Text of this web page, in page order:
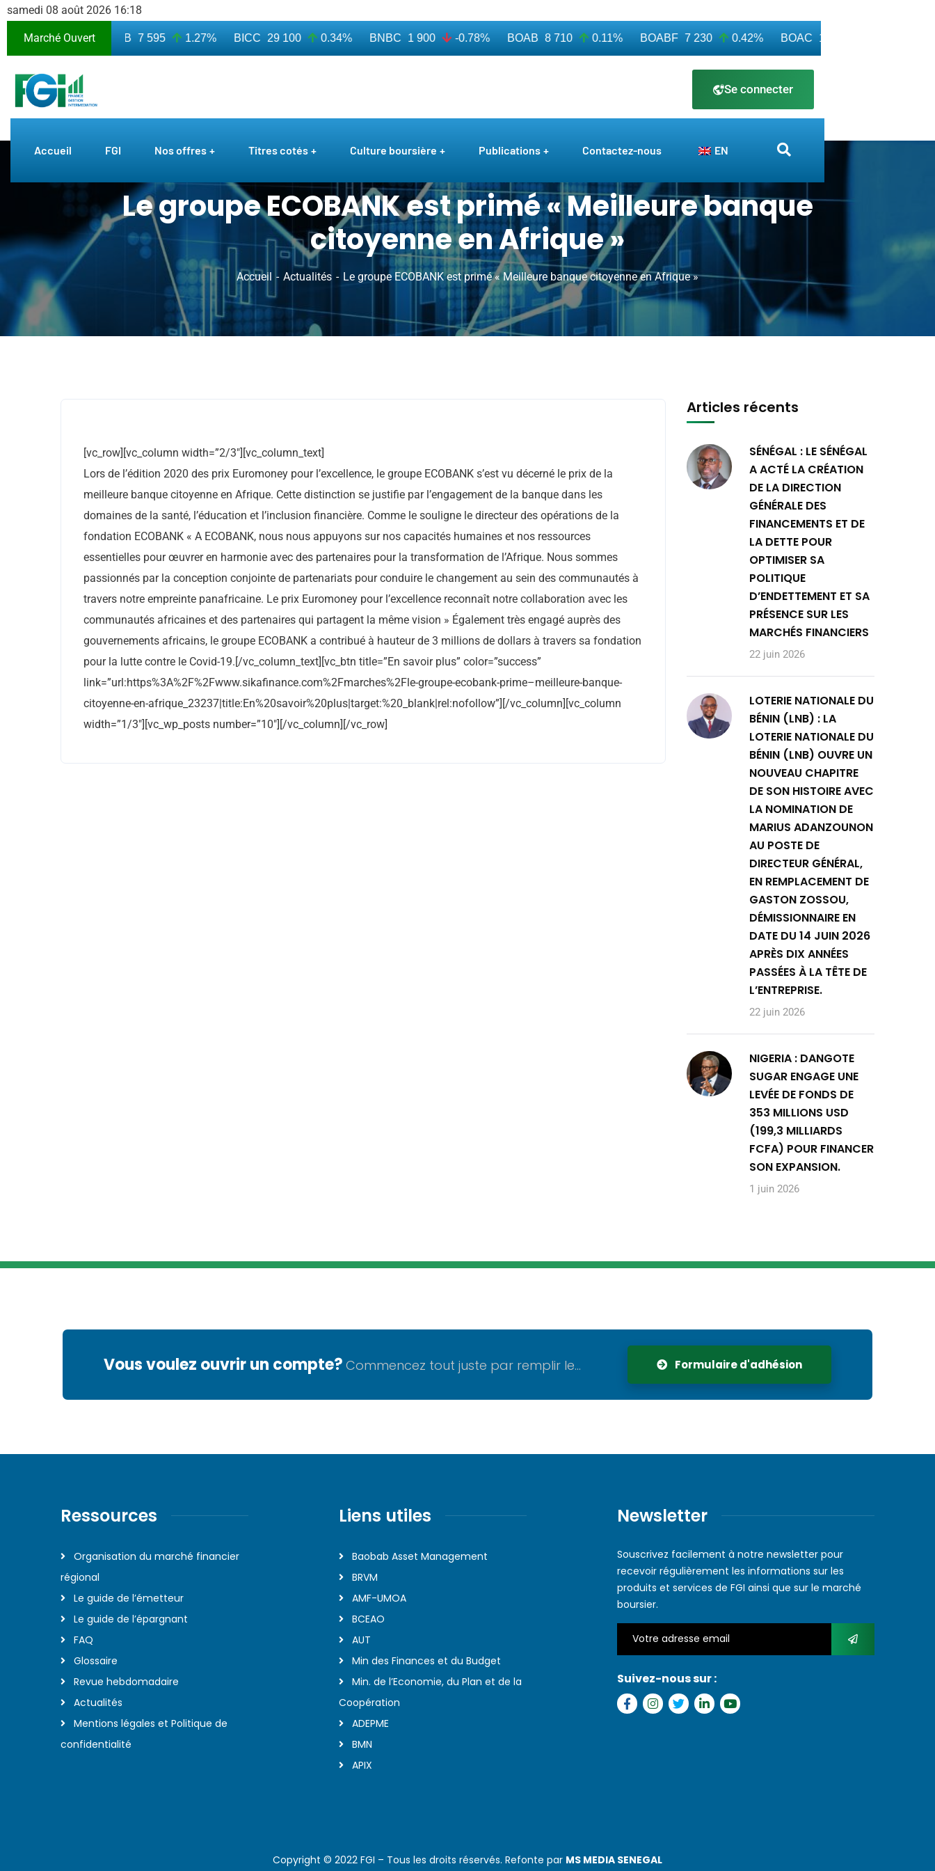
samedi 08 août 2026 16:18
Marché Ouvert
7.50% BICB 7 595 1.27% BICC 29 100 0.34% BNBC 1 900 -0.78% BOAB 8 710 0.11% BOABF 7 230 0.42% BOAC 11 600
Se connecter
Accueil FGI Nos offres Titres cotés Culture boursière Publications Contactez-nous EN
Le groupe ECOBANK est primé « Meilleure banque
citoyenne en Afrique »
Accueil Actualités Le groupe ECOBANK est primé « Meilleure banque citoyenne en Afrique »
[vc_row][vc_column width=”2/3″][vc_column_text]
Lors de l’édition 2020 des prix Euromoney pour l’excellence, le groupe ECOBANK s’est vu décerné le prix de la
meilleure banque citoyenne en Afrique. Cette distinction se justifie par l’engagement de la banque dans les
domaines de la santé, l’éducation et l’inclusion financière. Comme le souligne le directeur des opérations de la
fondation ECOBANK « A ECOBANK, nous nous appuyons sur nos capacités humaines et nos ressources
essentielles pour œuvrer en harmonie avec des partenaires pour la transformation de l’Afrique. Nous sommes
passionnés par la conception conjointe de partenariats pour conduire le changement au sein des communautés à
travers notre empreinte panafricaine. Le prix Euromoney pour l’excellence reconnaît notre collaboration avec les
communautés africaines et des partenaires qui partagent la même vision » Également très engagé auprès des
gouvernements africains, le groupe ECOBANK a contribué à hauteur de 3 millions de dollars à travers sa fondation
pour la lutte contre le Covid-19.[/vc_column_text][vc_btn title=”En savoir plus” color=”success”
link=”url:https%3A%2F%2Fwww.sikafinance.com%2Fmarches%2Fle-groupe-ecobank-prime–meilleure-banque-
citoyenne-en-afrique_23237|title:En%20savoir%20plus|target:%20_blank|rel:nofollow”][/vc_column][vc_column
width=”1/3″][vc_wp_posts number=”10″][/vc_column][/vc_row]
Articles récents
SÉNÉGAL : LE SÉNÉGAL
A ACTÉ LA CRÉATION
DE LA DIRECTION
GÉNÉRALE DES
FINANCEMENTS ET DE
LA DETTE POUR
OPTIMISER SA
POLITIQUE
D’ENDETTEMENT ET SA
PRÉSENCE SUR LES
MARCHÉS FINANCIERS
22 juin 2026
LOTERIE NATIONALE DU
BÉNIN (LNB) : LA
LOTERIE NATIONALE DU
BÉNIN (LNB) OUVRE UN
NOUVEAU CHAPITRE
DE SON HISTOIRE AVEC
LA NOMINATION DE
MARIUS ADANZOUNON
AU POSTE DE
DIRECTEUR GÉNÉRAL,
EN REMPLACEMENT DE
GASTON ZOSSOU,
DÉMISSIONNAIRE EN
DATE DU 14 JUIN 2026
APRÈS DIX ANNÉES
PASSÉES À LA TÊTE DE
L’ENTREPRISE.
22 juin 2026
NIGERIA : DANGOTE
SUGAR ENGAGE UNE
LEVÉE DE FONDS DE
353 MILLIONS USD
(199,3 MILLIARDS
FCFA) POUR FINANCER
SON EXPANSION.
1 juin 2026
Vous voulez ouvrir un compte? Commencez tout juste par remplir le... Formulaire d'adhésion
Ressources
Organisation du marché financier
régional
Le guide de l’émetteur
Le guide de l’épargnant
FAQ
Glossaire
Revue hebdomadaire
Actualités
Mentions légales et Politique de
confidentialité
Liens utiles
Baobab Asset Management
BRVM
AMF-UMOA
BCEAO
AUT
Min des Finances et du Budget
Min. de l’Economie, du Plan et de la
Coopération
ADEPME
BMN
APIX
Newsletter
Souscrivez facilement à notre newsletter pour
recevoir régulièrement les informations sur les
produits et services de FGI ainsi que sur le marché
boursier.
Suivez-nous sur :
Copyright © 2022 FGI – Tous les droits réservés. Refonte par MS MEDIA SENEGAL